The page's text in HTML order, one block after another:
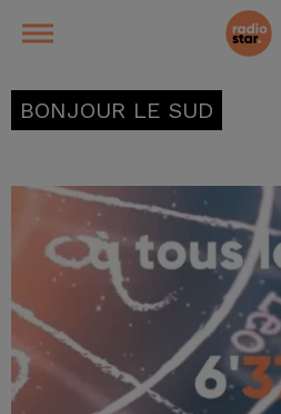
BONJOUR LE SUD